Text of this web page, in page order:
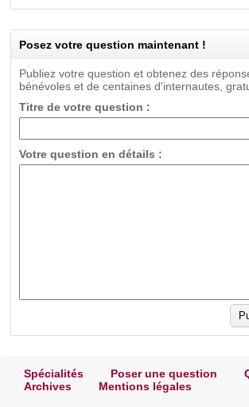
Posez votre question maintenant !
Publiez votre question et obtenez des
bénévoles et de centaines d'internautes,
Titre de votre question :
Votre question en détails :
Spécialités Poser une question
Archives
Mentions légales